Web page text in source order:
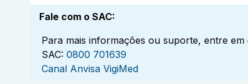
Fale com o SAC:
Para mais informações ou suporte, entre
SAC: 0800 701639
Canal Anvisa VigiMed